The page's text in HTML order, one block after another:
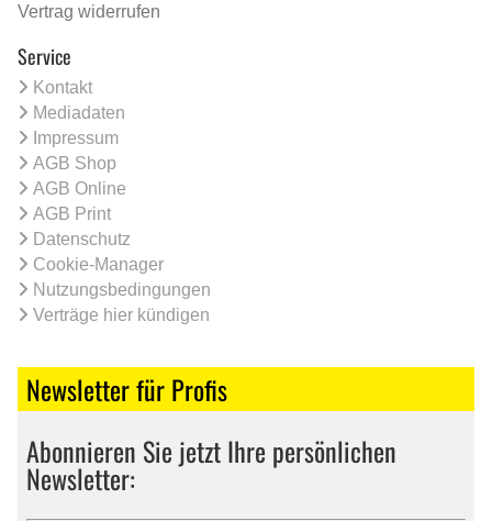
Vertrag widerrufen
Service
Kontakt
Mediadaten
Impressum
AGB Shop
AGB Online
AGB Print
Datenschutz
Cookie-Manager
Nutzungsbedingungen
Verträge hier kündigen
Newsletter für Profis
Abonnieren Sie jetzt Ihre persönlichen
Newsletter: